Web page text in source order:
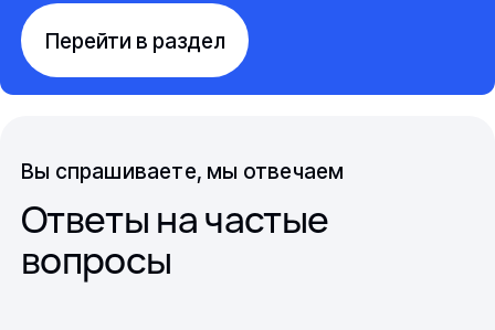
Перейти в раздел
Вы спрашиваете, мы отвечаем
Ответы на частые
вопросы